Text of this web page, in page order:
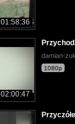
01:58:36
02:00:47
damian-
1080p